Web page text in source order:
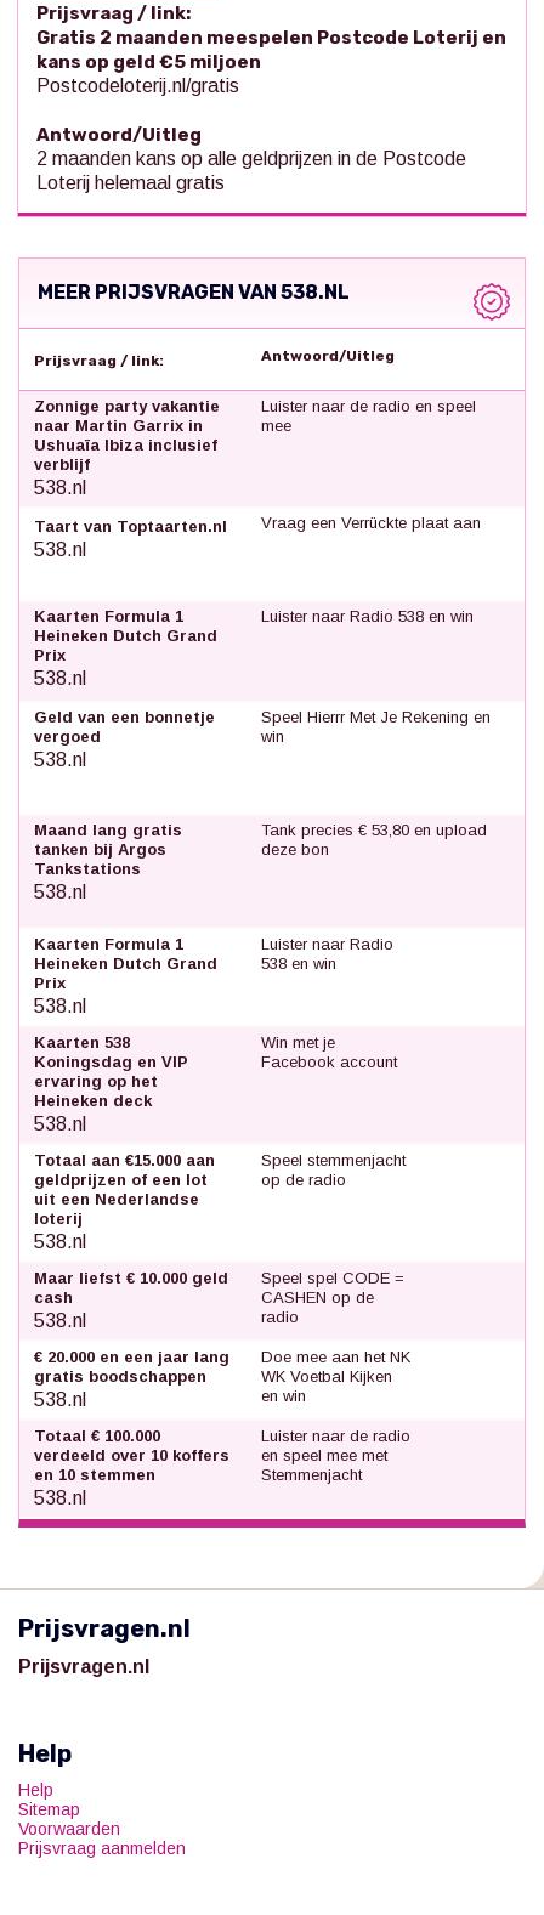
Prijsvraag / link:
Gratis 2 maanden meespelen Postcode Loterij en
kans op geld €5 miljoen
Postcodeloterij.nl/gratis
Antwoord/Uitleg
2 maanden kans op alle geldprijzen in de Postcode
Loterij helemaal gratis
MEER PRIJSVRAGEN VAN 538.NL
Prijsvraag / link: Antwoord/Uitleg
Zonnige party vakantie
naar Martin Garrix in
Ushuaïa Ibiza inclusief
verblijf
538.nl
Luister naar de radio en speel
mee
Taart van Toptaarten.nl
538.nl
Vraag een Verrückte plaat aan
Kaarten Formula 1
Heineken Dutch Grand
Prix
538.nl
Luister naar Radio 538 en win
Geld van een bonnetje
vergoed
538.nl
Speel Hierrr Met Je Rekening en
win
Maand lang gratis
tanken bij Argos
Tankstations
538.nl
Tank precies € 53,80 en upload
deze bon
Kaarten Formula 1
Heineken Dutch Grand
Prix
538.nl
Luister naar Radio
538 en win
Kaarten 538
Koningsdag en VIP
ervaring op het
Heineken deck
538.nl
Win met je
Facebook account
Totaal aan €15.000 aan
geldprijzen of een lot
uit een Nederlandse
loterij
538.nl
Speel stemmenjacht
op de radio
Maar liefst € 10.000 geld
cash
538.nl
Speel spel CODE =
CASHEN op de
radio
€ 20.000 en een jaar lang
gratis boodschappen
538.nl
Doe mee aan het NK
WK Voetbal Kijken
en win
Totaal € 100.000
verdeeld over 10 koffers
en 10 stemmen
538.nl
Luister naar de radio
en speel mee met
Stemmenjacht
Prijsvragen.nl
Prijsvragen.nl
Help
Help
Sitemap
Voorwaarden
Prijsvraag aanmelden